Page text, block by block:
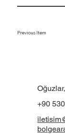
Previous Item
+90